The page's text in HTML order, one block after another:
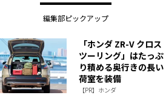
編集部ピックアップ
「ホンダ ZR-V クロス
ツーリング」はたっぷ
り積める奥行きの長い
荷室を装備
【PR】ホンダ